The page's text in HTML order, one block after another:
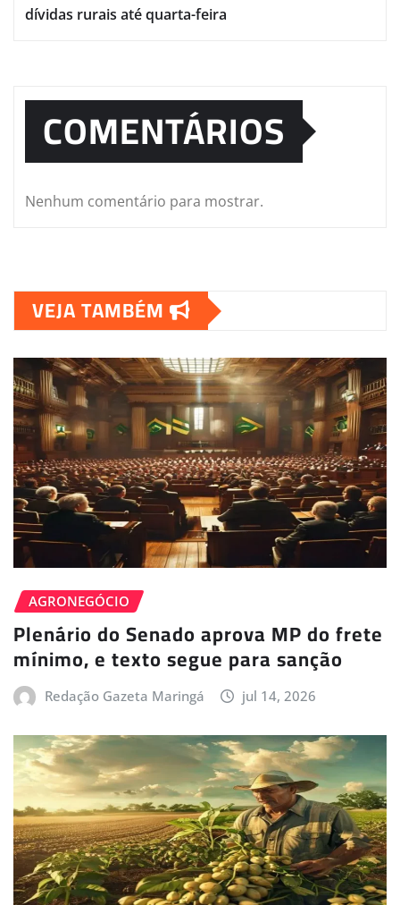
dívidas rurais até quarta-feira
COMENTÁRIOS
Nenhum comentário para mostrar.
VEJA TAMBÉM
AGRONEGÓCIO
Plenário do Senado aprova MP do frete
mínimo, e texto segue para sanção
Redação Gazeta Maringá jul 14, 2026